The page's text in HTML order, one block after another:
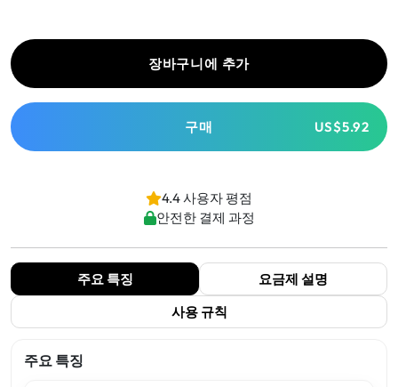
장바구니에 추가
구매 US$5.92
4.4 사용자 평점
안전한 결제 과정
주요 특징
요금제 설명
사용 규칙
주요 특징